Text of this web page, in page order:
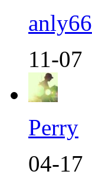
anly66
11-07
Perry
04-17